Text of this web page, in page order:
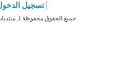
تسجيل
جميع الحقوق محفوظة لـ منتديات